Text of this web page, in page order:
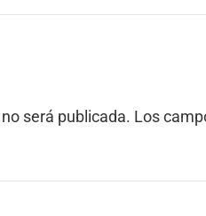
será publicada. Los